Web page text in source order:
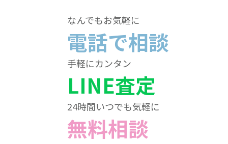
なんでもお気軽に
電話で相談
手軽にカンタン
LINE査定
24時間いつでも気軽に
無料相談